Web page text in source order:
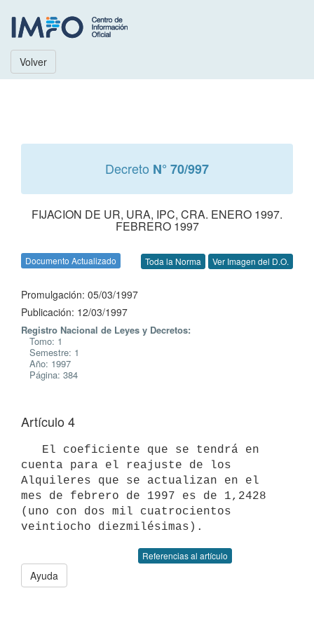
Volver
Decreto N° 70/997
FIJACION DE UR, URA, IPC, CRA. ENERO 1997.
FEBRERO 1997
Documento Actualizado Toda la Norma Ver Imagen del D.O.
Promulgación: 05/03/1997
Publicación: 12/03/1997
Registro Nacional de Leyes y Decretos:
Tomo: 1
Semestre: 1
Año: 1997
Página: 384
Artículo 4
cuenta para el reajuste de los
Alquileres que se actualizan en el
mes de febrero de 1997 es de 1,2428
(uno con dos mil cuatrocientos
Referencias al artículo
Ayuda